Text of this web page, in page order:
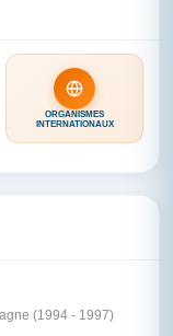
ORGANISMES
INTERNATIONAUX
(1994 - 1997)